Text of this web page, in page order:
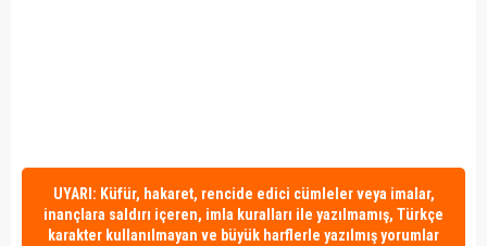
UYARI: Küfür, hakaret, rencide edici cümleler veya imalar,
inançlara saldırı içeren, imla kuralları ile yazılmamış, Türkçe
karakter kullanılmayan ve büyük harflerle yazılmış yorumlar